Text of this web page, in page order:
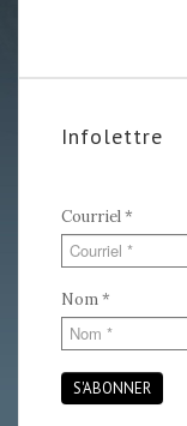
Infolettre
Courriel*
Nom*
S'ABONNER